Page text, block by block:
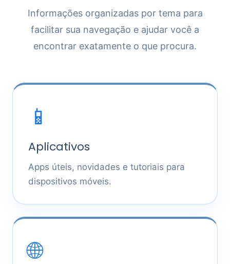
Informações organizadas por tema para
facilitar sua navegação e ajudar você a
encontrar exatamente o que procura.
📱
Aplicativos
Apps úteis, novidades e tutoriais para
dispositivos móveis.
🌐